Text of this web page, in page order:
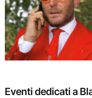
Eventi dedicati a